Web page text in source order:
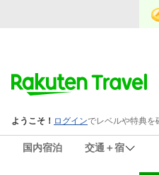
国内宿泊 交通＋宿